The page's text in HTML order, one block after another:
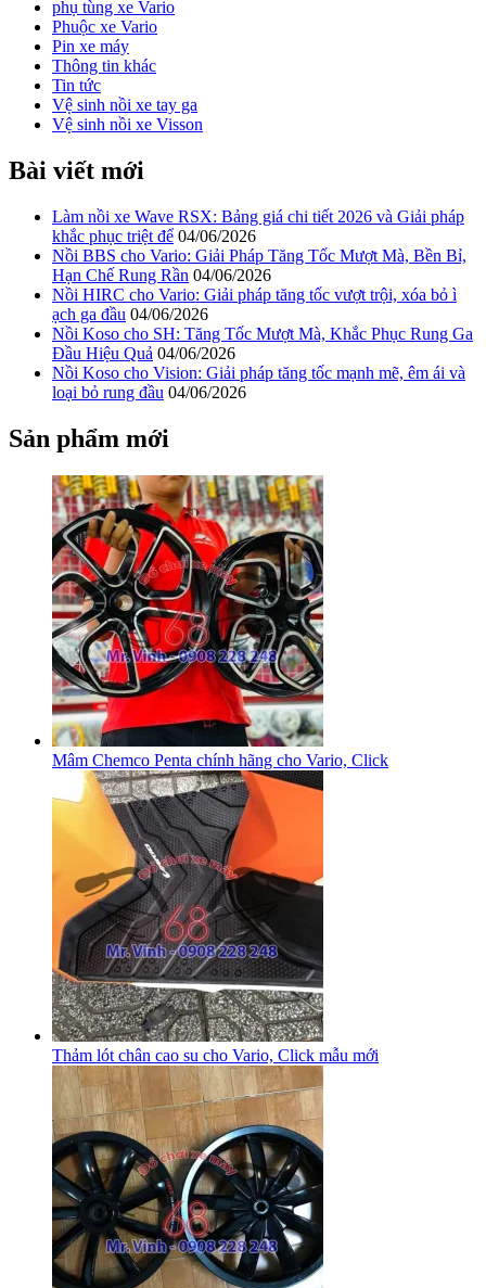
phụ tùng xe Vario
Phuộc xe Vario
Pin xe máy
Thông tin khác
Tin tức
Vệ sinh nồi xe tay ga
Vệ sinh nồi xe Visson
Bài viết mới
Làm nồi xe Wave RSX: Bảng giá chi tiết 2026 và Giải pháp
khắc phục triệt để 04/06/2026
Nồi BBS cho Vario: Giải Pháp Tăng Tốc Mượt Mà, Bền Bỉ,
Hạn Chế Rung Rần 04/06/2026
Nồi HIRC cho Vario: Giải pháp tăng tốc vượt trội, xóa bỏ ì
ạch ga đầu 04/06/2026
Nồi Koso cho SH: Tăng Tốc Mượt Mà, Khắc Phục Rung Ga
Đầu Hiệu Quả 04/06/2026
Nồi Koso cho Vision: Giải pháp tăng tốc mạnh mẽ, êm ái và
loại bỏ rung đầu 04/06/2026
Sản phẩm mới
Mâm Chemco Penta chính hãng cho Vario, Click
Thảm lót chân cao su cho Vario, Click mẫu mới